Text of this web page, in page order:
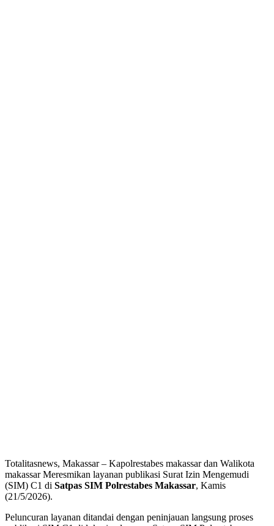
Totalitasnews, Makassar – Kapolrestabes makassar dan Walikota
makassar Meresmikan layanan publikasi Surat Izin Mengemudi
(SIM) C1 di Satpas SIM Polrestabes Makassar, Kamis
(21/5/2026).
Peluncuran layanan ditandai dengan peninjauan langsung proses